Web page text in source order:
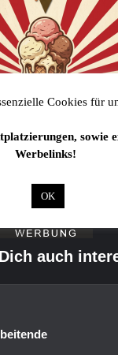
auch
Cookies für
sowie
Werbelinks!
OK